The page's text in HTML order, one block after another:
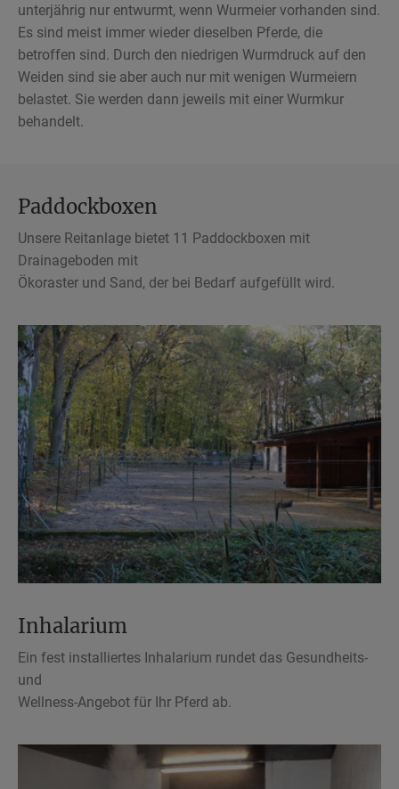
unterjährig nur entwurmt, wenn Wurmeier vorhanden sind.
Es sind meist immer wieder dieselben Pferde, die
betroffen sind. Durch den niedrigen Wurmdruck auf den
Weiden sind sie aber auch nur mit wenigen Wurmeiern
belastet. Sie werden dann jeweils mit einer Wurmkur
behandelt.
Paddockboxen
Unsere Reitanlage bietet 11 Paddockboxen mit
Drainageboden mit
Ökoraster und Sand, der bei Bedarf aufgefüllt wird.
Inhalarium
Ein fest installiertes Inhalarium rundet das Gesundheits-
und
Wellness-Angebot für Ihr Pferd ab.